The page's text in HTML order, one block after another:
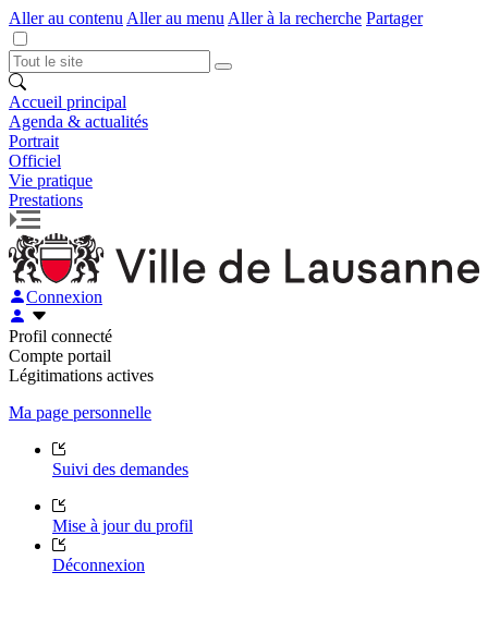
Aller au contenu Aller au menu Aller à la recherche Partager
Accueil principal
Agenda & actualités
Portrait
Officiel
Vie pratique
Prestations
Connexion
Profil connecté
Compte portail
Légitimations actives
Ma page personnelle
Suivi des demandes
Mise à jour du profil
Déconnexion